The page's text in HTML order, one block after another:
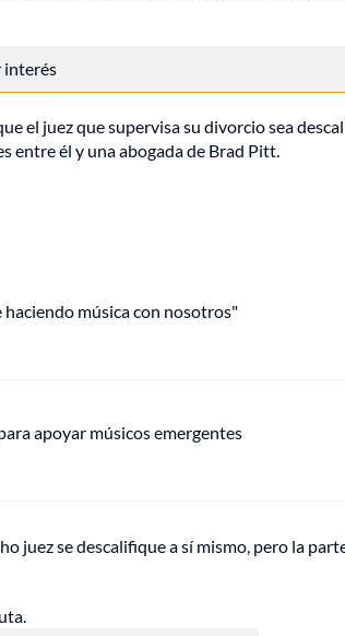
interés
el juez que supervisa su divorcio sea
entre él y una abogada de Brad Pitt.
música con nosotros"
apoyar músicos emergentes
juez se descalifique a sí mismo, pero la